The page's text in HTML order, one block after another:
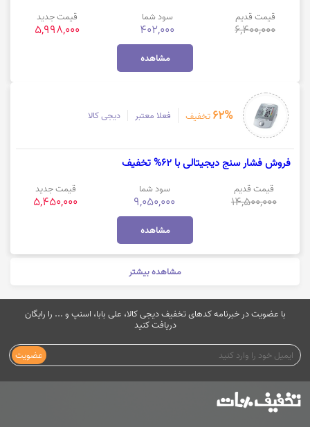
قیمت قدیم
6,400,000
سود شما
402,000
قیمت جدید
5,998,000
مشاهده
62% تخفیف فعلا معتبر دیجی کالا
فروش فشار سنج دیجیتالی با 62% تخفیف
قیمت قدیم
14,500,000
سود شما
9,050,000
قیمت جدید
5,450,000
مشاهده
مشاهده بیشتر
با عضویت در خبرنامه کدهای تخفیف دیجی کالا، علی بابا، اسنپ و ... را رایگان
دریافت کنید
عضویت